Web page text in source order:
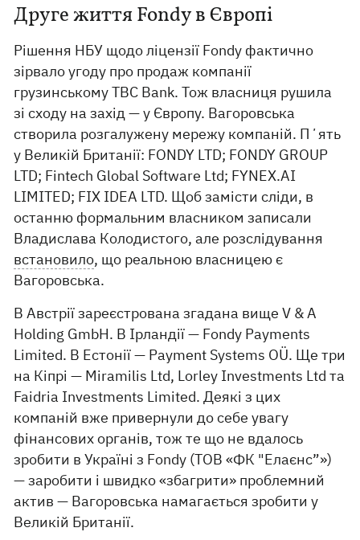
Друге життя Fondy в Європі
Рішення НБУ щодо ліцензії Fondy фактично
зірвало угоду про продаж компанії
грузинському TBC Bank. Тож власниця рушила
зі сходу на захід — у Європу. Вагоровська
створила розгалужену мережу компаній. Пʼять
у Великій Британії: FONDY LTD; FONDY GROUP
LTD; Fintech Global Software Ltd; FYNEX.AI
LIMITED; FIX IDEA LTD. Щоб замісти сліди, в
останню формальним власником записали
Владислава Колодистого, але розслідування
встановило, що реальною власницею є
Вагоровська.
В Австрії зареєстрована згадана вище V & A
Holding GmbH. В Ірландії — Fondy Payments
Limited. В Естонії — Payment Systems OÜ. Ще три
на Кіпрі — Miramilis Ltd, Lorley Investments Ltd та
Faidria Investments Limited. Деякі з цих
компаній вже привернули до себе увагу
фінансових органів, тож те що не вдалось
зробити в Україні з Fondy (ТОВ «ФК "Елаєнс”»)
— заробити і швидко «збагрити» проблемний
актив — Вагоровська намагається зробити у
Великій Британії.